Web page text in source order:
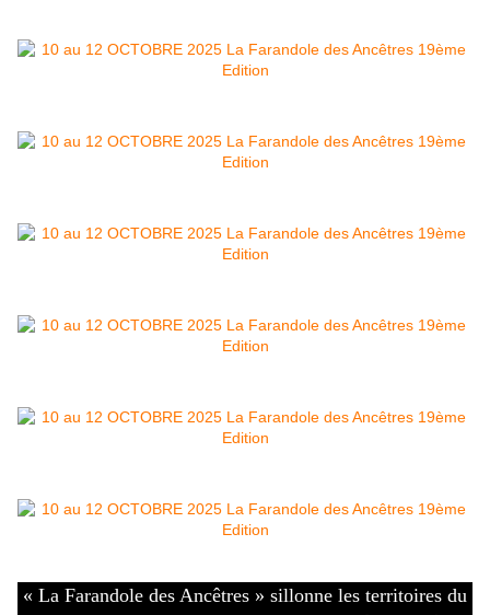
« La Farandole des Ancêtres » sillonne les territoires du